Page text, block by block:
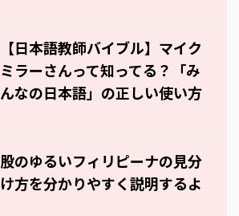
【日本語教師バイブル】マイク
ミラーさんって知ってる？「み
んなの日本語」の正しい使い方
股のゆるいフィリピーナの見分
け方を分かりやすく説明するよ